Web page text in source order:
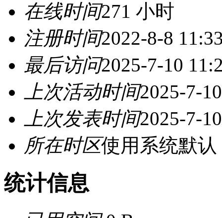
在线时间271 小时
注册时间2022-8-8
最后访问2025-7-10
上次活动时间2025-7-
上次发表时间2025-7-
所在时区使用系统默认
统计信息